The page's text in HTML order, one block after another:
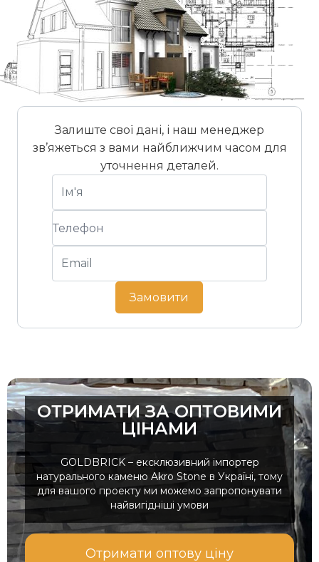
Найменування Товщина
кг
палети
Rock Face Thasos 3-4 см 1400 20
Кутовий
елемент Rock
3-4 см 800
Залиште свої дані, і наш менеджер
зв’яжеться з вами найближчим часом для
уточнення деталей.
Замовити
ОТРИМАТИ ЗА ОПТОВИМИ
ЦІНАМИ
GOLDBRICK – ексклюзивний імпортер
натурального каменю Akro Stone в Україні, тому
для вашого проекту ми можемо запропонувати
найвигідніші умови
Отримати оптову ціну